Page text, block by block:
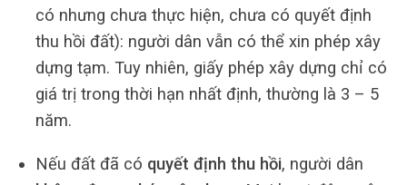
có nhưng chưa thực hiện, chưa có quyết định
thu hồi đất): người dân vẫn có thể xin phép xây
dựng tạm. Tuy nhiên, giấy phép xây dựng chỉ có
giá trị trong thời hạn nhất định, thường là 3 – 5
năm.
Nếu đất đã có quyết định thu hồi, người dân